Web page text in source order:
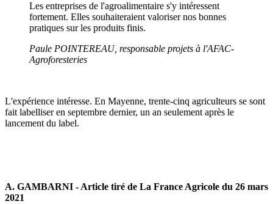
Les entreprises de l'agroalimentaire s'y intéressent
fortement. Elles souhaiteraient valoriser nos bonnes
pratiques sur les produits finis.
Paule POINTEREAU, responsable projets à l'AFAC-
Agroforesteries
L'expérience intéresse. En Mayenne, trente-cinq agriculteurs se sont
fait labelliser en septembre dernier, un an seulement après le
lancement du label.
A. GAMBARNI - Article tiré de La France Agricole du 26 mars
2021